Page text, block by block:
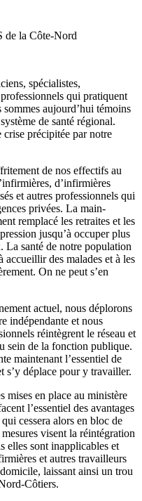
de la Côte-Nord
spécialistes,
qui pratiquent
aujourd’hui témoins
de santé régional.
crise précipitée par notre
de nos effectifs au
d’infirmières
et autres professionnels qui
privées. La main-
remplacé les retraites et les
jusqu’à occuper plus
La santé de notre population
accueillir des malades et à les
On ne peut s’en
actuel, nous déplorons
indépendante et nous
réintègrent le réseau et
sein de la fonction publique.
maintenant l’essentiel de
s’y déplace pour y travailler.
mises en place au ministère
l’essentiel des avantages
cessera alors en bloc de
visent la réintégration
elles sont inapplicables et
et autres travailleurs
laissant ainsi un trou
Côtiers.